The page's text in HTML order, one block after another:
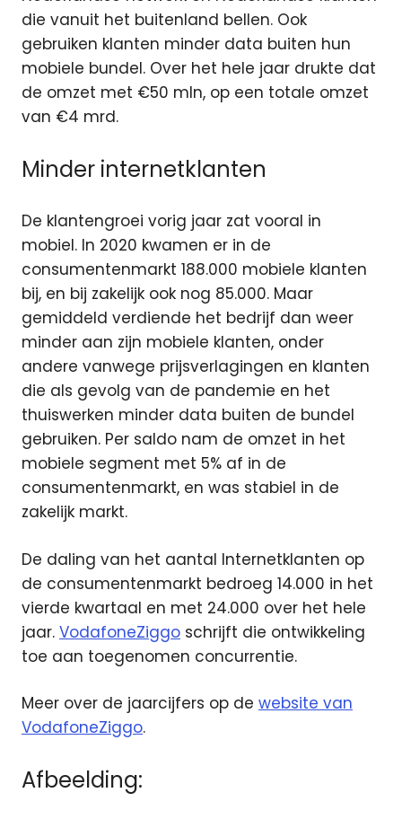
die vanuit het buitenland bellen. Ook
gebruiken klanten minder data buiten hun
mobiele bundel. Over het hele jaar drukte dat
de omzet met €50 mln, op een totale omzet
van €4 mrd.
Minder internetklanten
De klantengroei vorig jaar zat vooral in
mobiel. In 2020 kwamen er in de
consumentenmarkt 188.000 mobiele klanten
bij, en bij zakelijk ook nog 85.000. Maar
gemiddeld verdiende het bedrijf dan weer
minder aan zijn mobiele klanten, onder
andere vanwege prijsverlagingen en klanten
die als gevolg van de pandemie en het
thuiswerken minder data buiten de bundel
gebruiken. Per saldo nam de omzet in het
mobiele segment met 5% af in de
consumentenmarkt, en was stabiel in de
zakelijk markt.
De daling van het aantal Internetklanten op
de consumentenmarkt bedroeg 14.000 in het
vierde kwartaal en met 24.000 over het hele
jaar. VodafoneZiggo schrijft die ontwikkeling
toe aan toegenomen concurrentie.
Meer over de jaarcijfers op de website van
VodafoneZiggo.
Afbeelding: